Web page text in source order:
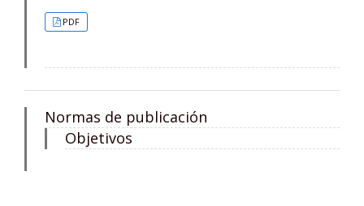
PDF
Normas de publicación
Objetivos